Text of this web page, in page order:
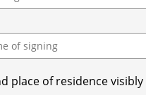
place of residence visibly